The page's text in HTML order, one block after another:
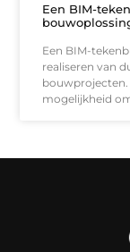
Een BIM-
Een BIM-
realiseren van
mogelijkheid